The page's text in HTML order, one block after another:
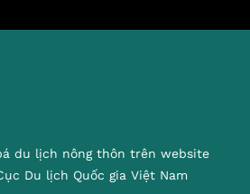
du lịch nông thôn trên website
Du lịch Quốc gia Việt Nam